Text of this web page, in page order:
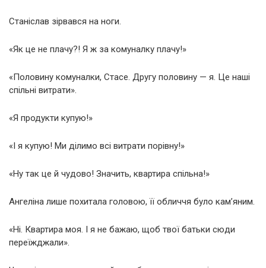
Станіслав зірвався на ноги.
«Як це не плачу?! Я ж за комуналку плачу!»
«Половину комуналки, Стасе. Другу половину — я. Це наші
спільні витрати».
«Я продукти купую!»
«І я купую! Ми ділимо всі витрати порівну!»
«Ну так це й чудово! Значить, квартира спільна!»
Ангеліна лише похитала головою, її обличчя було кам’яним.
«Ні. Квартира моя. І я не бажаю, щоб твої батьки сюди
переїжджали».